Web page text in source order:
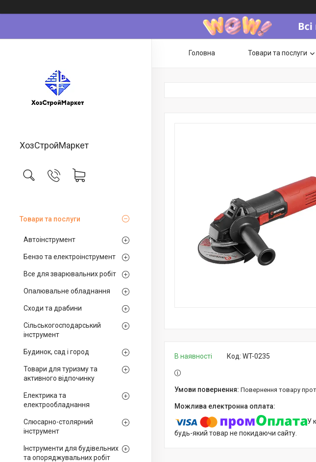
ХозСтройМаркет
Товари та послуги
Автоінструмент
Бензо та електроінструмент
Все для зварювальних робіт
Опалювальне обладнання
Сходи та драбини
Сільськогосподарський
інструмент
Будинок, сад і город
Товари для туризму та
активного відпочинку
Електрика та
електрообладнання
Слюсарно-столярний
інструмент
Інструменти для будівельних
та опоряджувальних робіт
Головна Товари та послуги
В наявності Код: WT-0235
повернення товару
У
будь-який товар не покидаючи сайту.